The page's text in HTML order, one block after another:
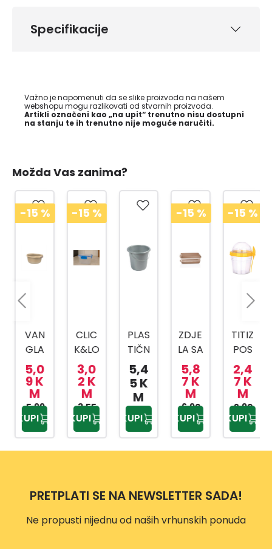
Specifikacije
Važno je napomenuti da se slike proizvoda na našem
webshopu mogu razlikovati od stvarnih proizvoda.
Artikli označeni kao „na upit“ trenutno nisu dostupni
na stanju te ih trenutno nije moguće naručiti.
Možda Vas zanima?
-15 %
VAN
GLA
SA
RUČI
CAM
A 12L
5,0
9 K
M
5,99
KM
KUPI
-15 %
CLIC
K&LO
CK
POS
UDA
1,5 L
3,0
2 K
M
3,55
KM
KUPI
PLAS
TIČN
A
KANT
A SA
MET
ALNO
M
DRŠK
5,4
5 K
M
KUPI
-15 %
ZDJE
LA SA
CJED
ILJK
OM
5,8
7 K
M
6,90
KM
KUPI
-15 %
TITIZ
POS
UDA
ZA
BEBI
HRA
NU
500
ML
2,4
7 K
M
2,90
KM
KUPI
PRETPLATI SE NA NEWSLETTER SADA!
Ne propusti nijednu od naših vrhunskih ponuda